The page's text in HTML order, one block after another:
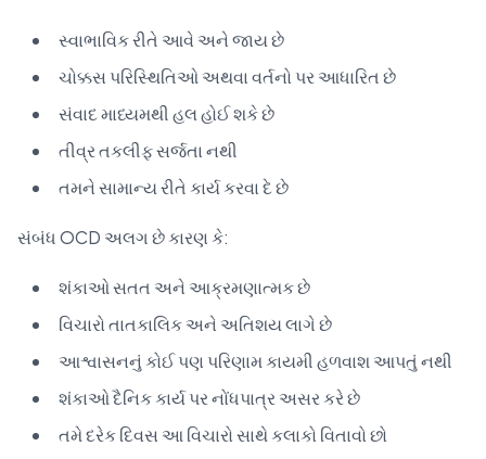
સ્વાભાવિક રીતે આવે અને જાય છે
ચોક્કસ પરિસ્થિતિઓ અથવા વર્તનો પર આધારિત છે
સંવાદ માધ્યમથી હલ હોઈ શકે છે
તીવ્ર તકલીફ સર્જતા નથી
તમને સામાન્ય રીતે કાર્ય કરવા દે છે
સંબંધ OCD અલગ છે કારણ કે:
શંકાઓ સતત અને આક્રમણાત્મક છે
વિચારો તાતકાલિક અને અતિશય લાગે છે
આશ્વાસનનું કોઈ પણ પરિણામ કાયમી હળવાશ આપતું નથી
શંકાઓ દૈનિક કાર્ય પર નોંધપાત્ર અસર કરે છે
તમે દરેક દિવસ આ વિચારો સાથે કલાકો વિતાવો છો